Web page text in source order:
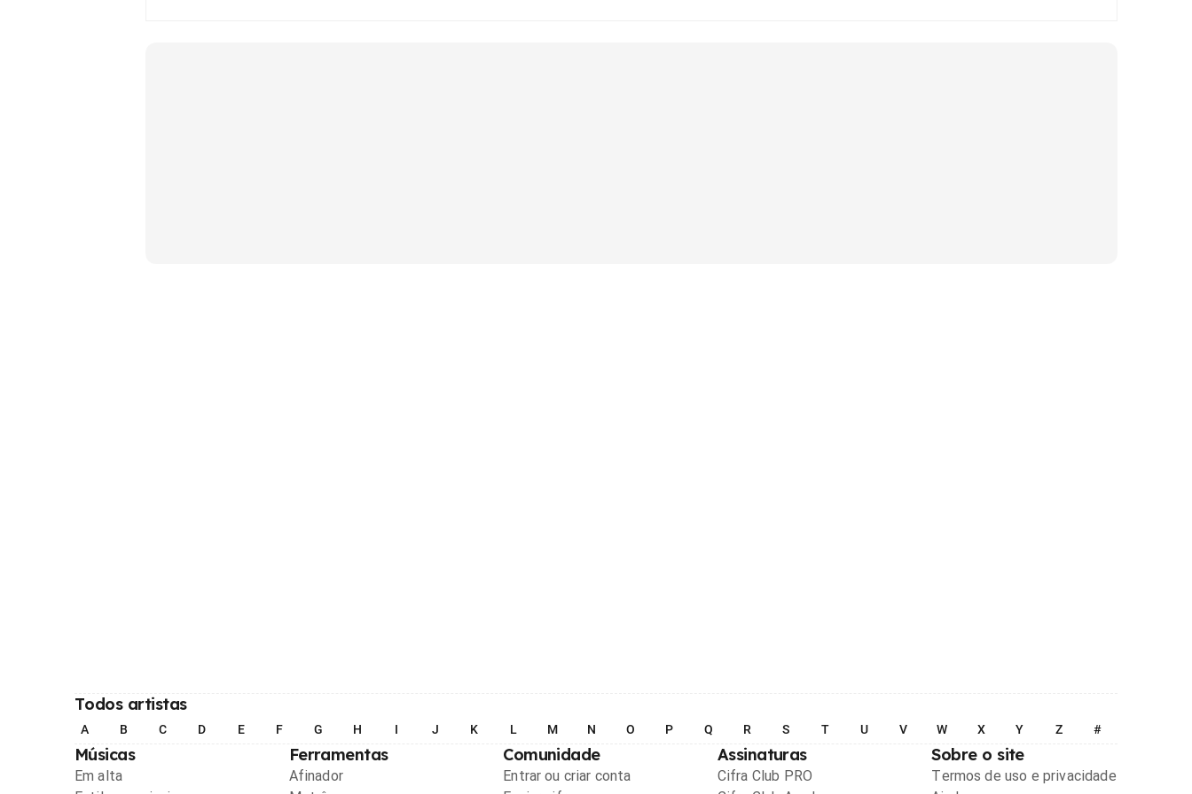
Todos artistas
A B C D E F G H I J K L M N O P Q R S T U V W X Y Z #
Músicas
Em alta
Ferramentas
Afinador
Comunidade
Entrar ou criar conta
Assinaturas
Cifra Club PRO
Sobre o site
Termos de uso e privacidade